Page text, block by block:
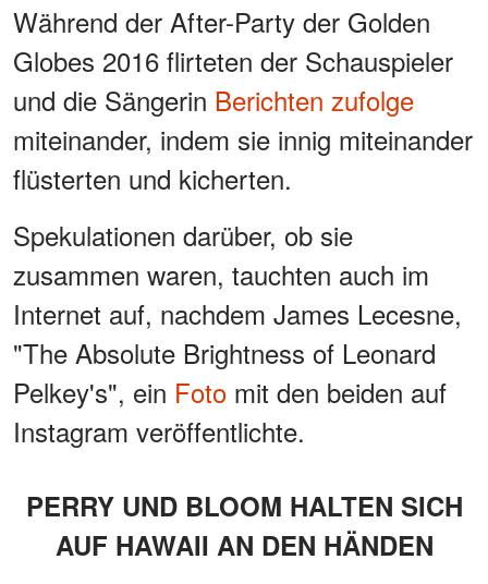
Während der After-Party der Golden
Globes 2016 flirteten der Schauspieler
und die Sängerin Berichten zufolge
miteinander, indem sie innig miteinander
flüsterten und kicherten.
Spekulationen darüber, ob sie
zusammen waren, tauchten auch im
Internet auf, nachdem James Lecesne,
"The Absolute Brightness of Leonard
Pelkey's", ein Foto mit den beiden auf
Instagram veröffentlichte.
PERRY UND BLOOM HALTEN SICH
AUF HAWAII AN DEN HÄNDEN